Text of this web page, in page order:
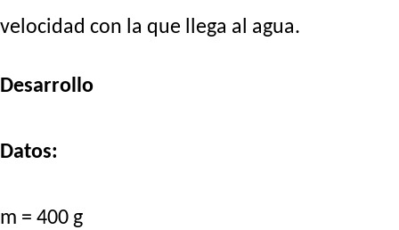
velocidad con la que llega al agua.
Desarrollo
Datos:
m = 400 g